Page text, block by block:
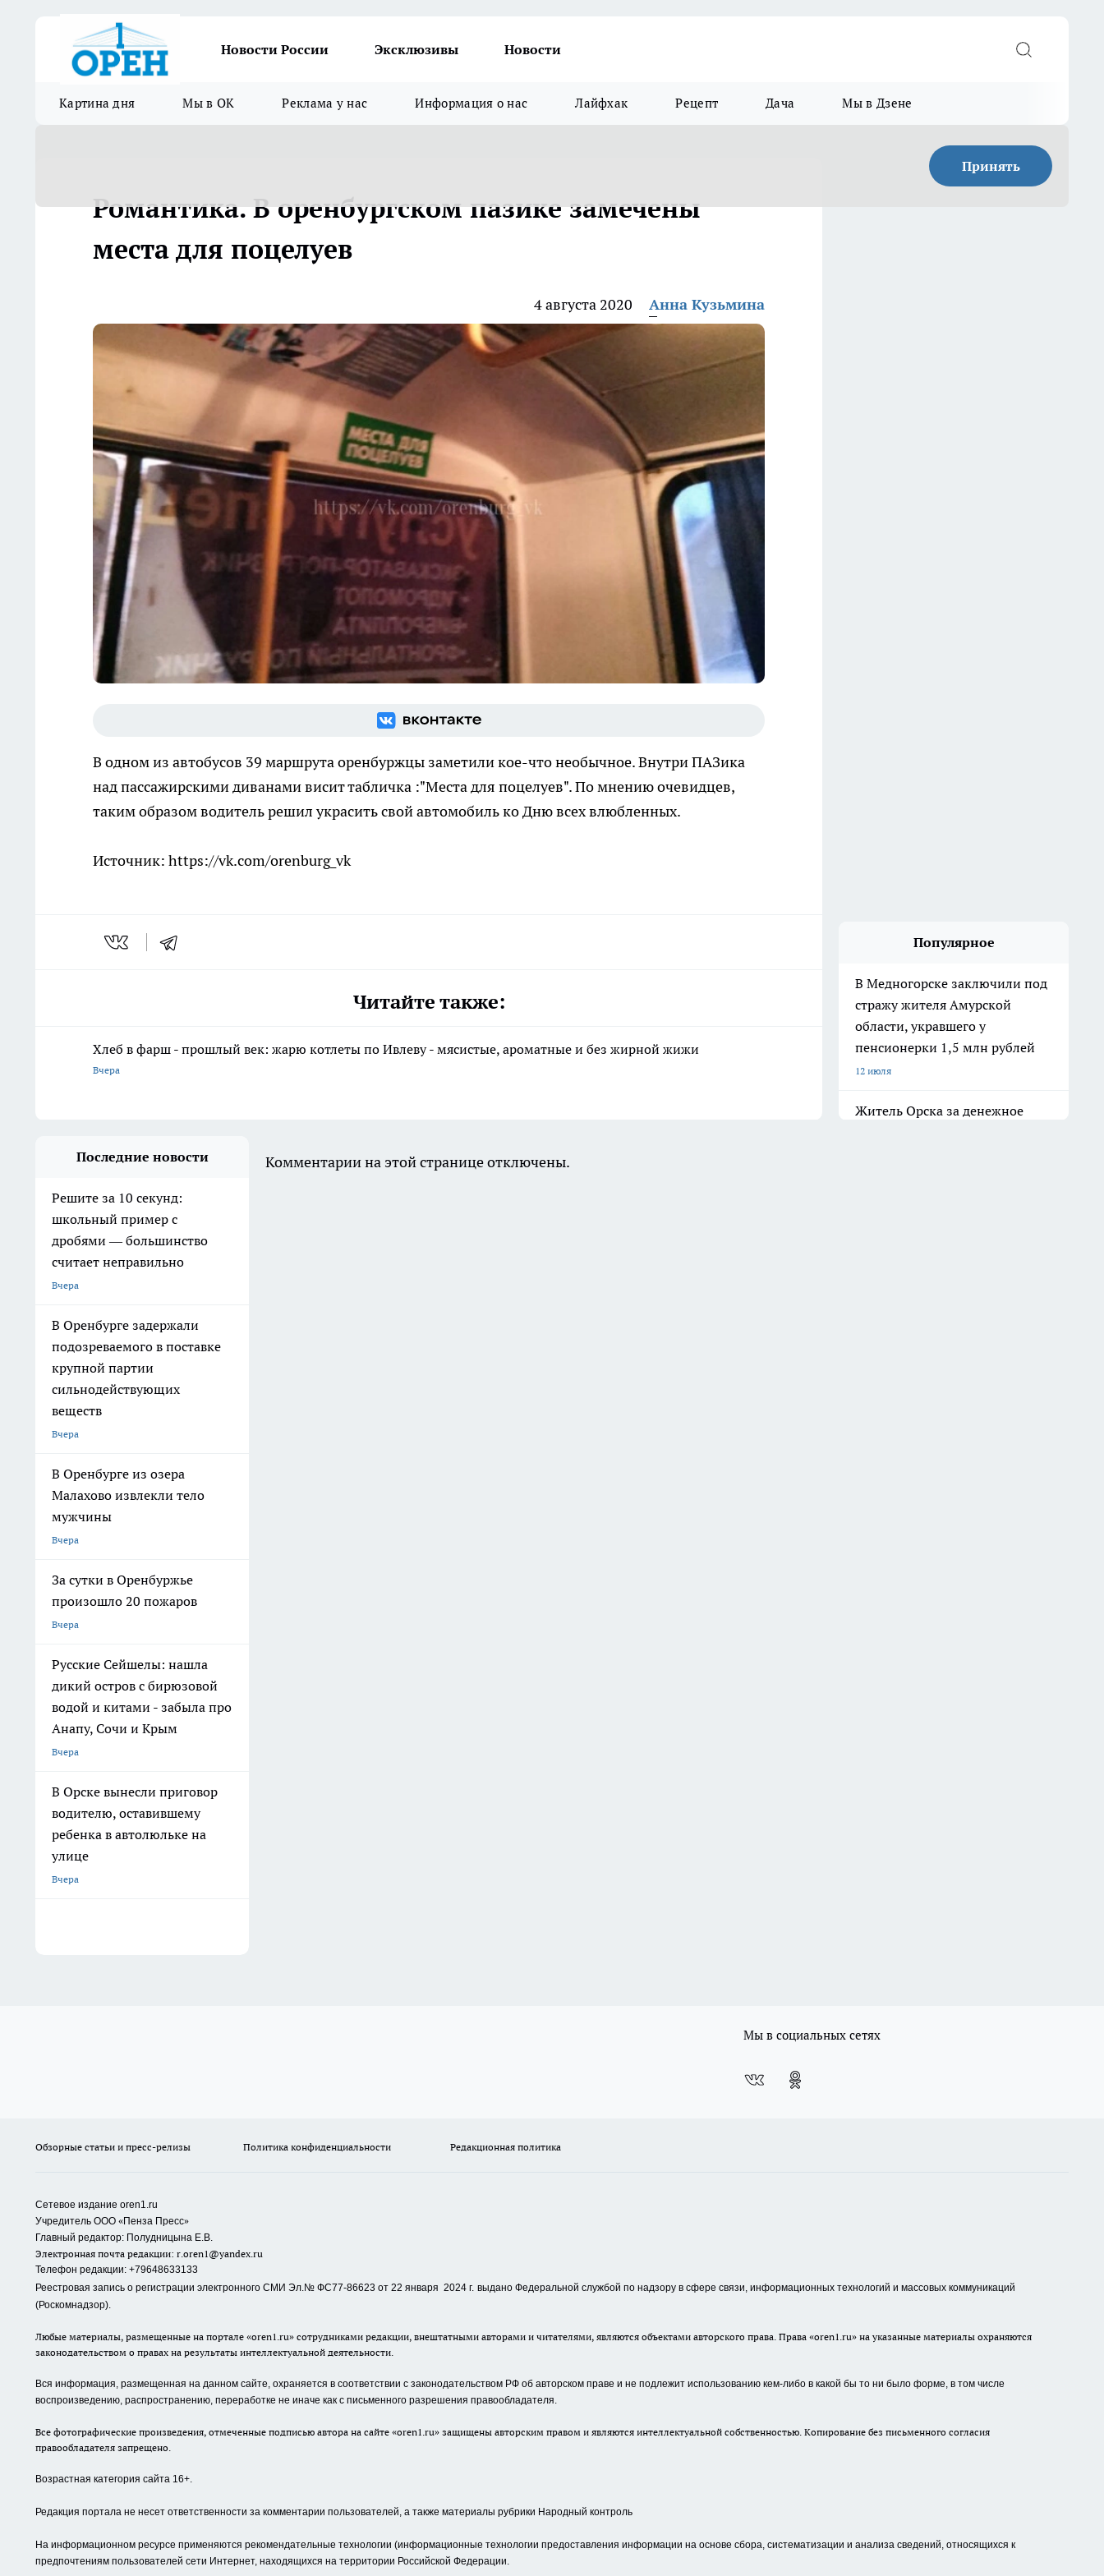
Новости России Эксклюзивы Новости
Картина дня Мы в ОК Реклама у нас Информация о нас Лайфхак Рецепт Дача Мы в Дзене
Принять
Романтика. В оренбургском пазике замечены
места для поцелуев
4 августа 2020 Анна Кузьмина
В одном из автобусов 39 маршрута оренбуржцы заметили кое-что необычное. Внутри ПАЗика
над пассажирскими диванами висит табличка :"Места для поцелуев". По мнению очевидцев,
таким образом водитель решил украсить свой автомобиль ко Дню всех влюбленных.
Источник: https://vk.com/orenburg_vk
Читайте также:
Хлеб в фарш - прошлый век: жарю котлеты по Ивлеву - мясистые, ароматные и без жирной жижи
Вчера
Популярное
В Медногорске заключили под
стражу жителя Амурской
области, укравшего у
пенсионерки 1,5 млн рублей
12 июля
Житель Орска за денежное
Последние новости
Решите за 10 секунд:
школьный пример с
дробями — большинство
считает неправильно
Вчера
В Оренбурге задержали
подозреваемого в поставке
крупной партии
сильнодействующих
веществ
Вчера
В Оренбурге из озера
Малахово извлекли тело
мужчины
Вчера
За сутки в Оренбуржье
произошло 20 пожаров
Вчера
Русские Сейшелы: нашла
дикий остров с бирюзовой
водой и китами - забыла про
Анапу, Сочи и Крым
Вчера
В Орске вынесли приговор
водителю, оставившему
ребенка в автолюльке на
улице
Вчера
Комментарии на этой странице отключены.
Мы в социальных сетях
Обзорные статьи и пресс-релизы Политика конфиденциальности Редакционная политика
Сетевое издание oren1.ru
Учредитель ООО «Пенза Пресс»
Главный редактор: Полудницына Е.В.
Электронная почта редакции: r.oren1@yandex.ru
Телефон редакции: +79648633133
Реестровая запись о регистрации электронного СМИ Эл.№ ФС77-86623 от 22 января 2024 г. выдано Федеральной службой по надзору в сфере связи, информационных технологий и массовых коммуникаций
(Роскомнадзор).
Любые материалы, размещенные на портале «oren1.ru» сотрудниками редакции, внештатными авторами и читателями, являются объектами авторского права. Права «oren1.ru» на указанные материалы охраняются
законодательством о правах на результаты интеллектуальной деятельности.
Вся информация, размещенная на данном сайте, охраняется в соответствии с законодательством РФ об авторском праве и не подлежит использованию кем-либо в какой бы то ни было форме, в том числе
воспроизведению, распространению, переработке не иначе как с письменного разрешения правообладателя.
Все фотографические произведения, отмеченные подписью автора на сайте «oren1.ru» защищены авторским правом и являются интеллектуальной собственностью. Копирование без письменного согласия
правообладателя запрещено.
Возрастная категория сайта 16+.
Редакция портала не несет ответственности за комментарии пользователей, а также материалы рубрики Народный контроль
На информационном ресурсе применяются рекомендательные технологии (информационные технологии предоставления информации на основе сбора, систематизации и анализа сведений, относящихся к
предпочтениям пользователей сети Интернет, находящихся на территории Российской Федерации.